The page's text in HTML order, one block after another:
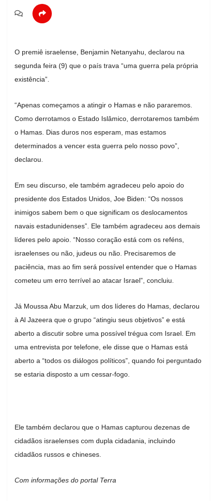
O premiê israelense, Benjamin Netanyahu, declarou na
segunda feira (9) que o país trava “uma guerra pela própria
existência”.
“Apenas começamos a atingir o Hamas e não pararemos.
Como derrotamos o Estado Islâmico, derrotaremos também
o Hamas. Dias duros nos esperam, mas estamos
determinados a vencer esta guerra pelo nosso povo”,
declarou.
Em seu discurso, ele também agradeceu pelo apoio do
presidente dos Estados Unidos, Joe Biden: “Os nossos
inimigos sabem bem o que significam os deslocamentos
navais estadunidenses”. Ele também agradeceu aos demais
líderes pelo apoio. “Nosso coração está com os reféns,
israelenses ou não, judeus ou não. Precisaremos de
paciência, mas ao fim será possível entender que o Hamas
cometeu um erro terrível ao atacar Israel”, concluiu.
Já Moussa Abu Marzuk, um dos líderes do Hamas, declarou
à Al Jazeera que o grupo “atingiu seus objetivos” e está
aberto a discutir sobre uma possível trégua com Israel. Em
uma entrevista por telefone, ele disse que o Hamas está
aberto a “todos os diálogos políticos”, quando foi perguntado
se estaria disposto a um cessar-fogo.
Ele também declarou que o Hamas capturou dezenas de
cidadãos israelenses com dupla cidadania, incluindo
cidadãos russos e chineses.
Com informações do portal Terra